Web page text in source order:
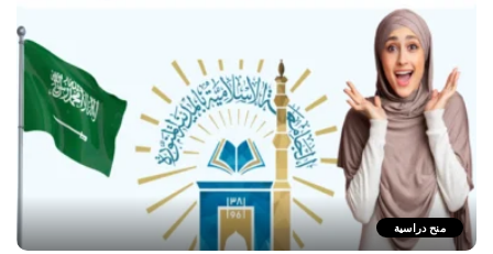
منح دراسية